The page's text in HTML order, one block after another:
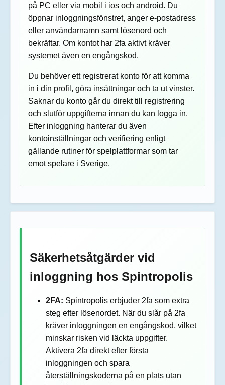
på PC eller via mobil i ios och android. Du
öppnar inloggningsfönstret, anger e-postadress
eller användarnamn samt lösenord och
bekräftar. Om kontot har 2fa aktivt kräver
systemet även en engångskod.
Du behöver ett registrerat konto för att komma
in i din profil, göra insättningar och ta ut vinster.
Saknar du konto går du direkt till registrering
och slutför uppgifterna innan du kan logga in.
Efter inloggning hanterar du även
kontoinställningar och verifiering enligt
gällande rutiner för spelplattformar som tar
emot spelare i Sverige.
Säkerhetsåtgärder vid
inloggning hos Spintropolis
2FA: Spintropolis erbjuder 2fa som extra
steg efter lösenordet. När du slår på 2fa
kräver inloggningen en engångskod, vilket
minskar risken vid läckta uppgifter.
Aktivera 2fa direkt efter första
inloggningen och spara
återställningskoderna på en plats utan